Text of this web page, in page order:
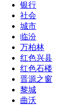
银行
社会
城市
临汾
万柏林
红色兴县
红色石楼
晋源之窗
黎城
曲沃